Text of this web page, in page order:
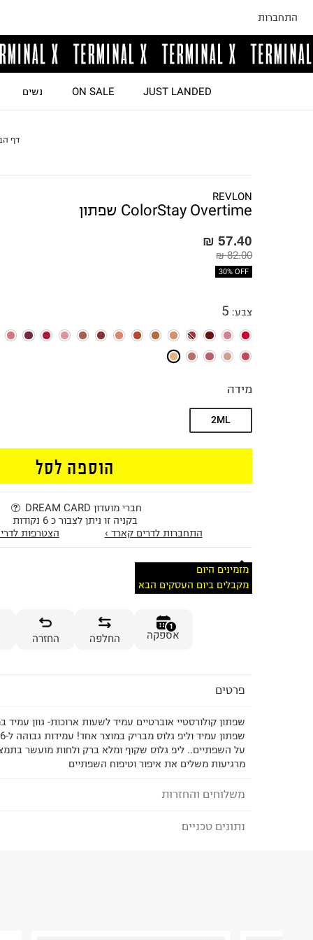
התחברות
JUST LANDED
ON SALE נשים
דף
REVLON
ColorStay Overtime שפתון
57.40 ₪
82.00 ₪
30% OFF
צבע:
5
מידה
2ML
הוספה לסל
חברי מועדון DREAM CARD
בקניה זו ניתן לצבור כ 6 נקודות
התחברות לדרים קארד ›
הצטרפות
מזמינים היום
מקבלים ביום העסקים הבא
1
אספקה החלפה החזרה
פרטים
שפתון קולורסטיי אוברטיים עמיד לשעות ארוכות- גוון עמיד
על השפתיים.. ליפ גלוס שקוף ומלא ברק ולחות מועשר
מרגיעות משלים את איפור וטיפוח השפתיים
משלוחים והחזרות
לבחירת בשיטת המשלוח המתאימה לכם,
נתונים טכניים